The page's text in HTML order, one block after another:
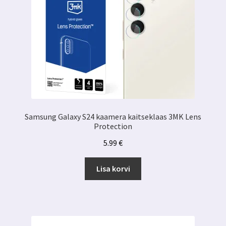
Samsung Galaxy S24 kaamera kaitseklaas 3MK Lens
Protection
5.99 €
Lisa korvi